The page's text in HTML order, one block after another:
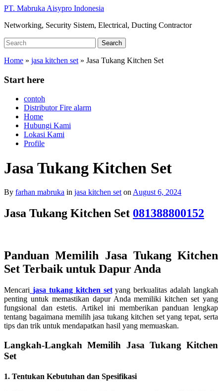
Skip
main
PT. Mabruka Aisypro Indonesia
Networking, Security Sistem, Electrical, Ducting Contractor
Search
for:
Search
Home » jasa kitchen set » Jasa Tukang Kitchen Set
Start here
contoh
Distributor Fire alarm
Home
Hubungi Kami
Lokasi Kami
Profile
Jasa Tukang Kitchen Set
By farhan mabruka in jasa kitchen set on August 6, 2024
Jasa Tukang Kitchen Set 081388800152
Panduan Memilih Jasa Tukang Kitchen
Set Terbaik untuk Dapur Anda
Mencari jasa tukang kitchen setyang berkualitas adalah langkah
penting untuk memastikan dapur Anda memiliki kitchen set yang
fungsional dan estetis. Artikel ini memberikan panduan lengkap
tentang bagaimana memilih jasa tukang kitchen set yang tepat, serta
tips dan trik untuk mendapatkan hasil yang memuaskan.
Langkah-Langkah Memilih Jasa Tukang Kitchen
Set
1. Tentukan Kebutuhan dan Spesifikasi